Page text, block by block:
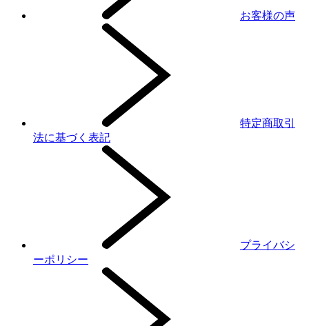
お客様の声
特定商取引
法に基づく表記
プライバシ
ーポリシー